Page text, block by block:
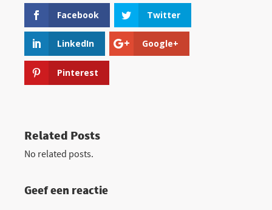
Facebook Twitter
LinkedIn Google+
Pinterest
Related Posts
No related posts.
Geef een reactie